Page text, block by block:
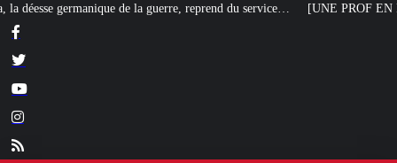
reprend du service… [UNE PROF EN FRANCE] L’école de